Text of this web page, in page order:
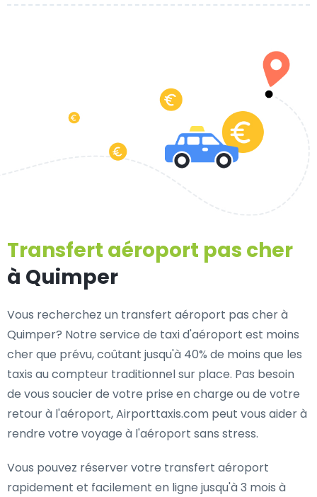
Transfert aéroport pas cher
à Quimper
Vous recherchez un transfert aéroport pas cher à
Quimper? Notre service de taxi d'aéroport est moins
cher que prévu, coûtant jusqu'à 40% de moins que les
taxis au compteur traditionnel sur place. Pas besoin
de vous soucier de votre prise en charge ou de votre
retour à l'aéroport, Airporttaxis.com peut vous aider à
rendre votre voyage à l'aéroport sans stress.
Vous pouvez réserver votre transfert aéroport
rapidement et facilement en ligne jusqu'à 3 mois à